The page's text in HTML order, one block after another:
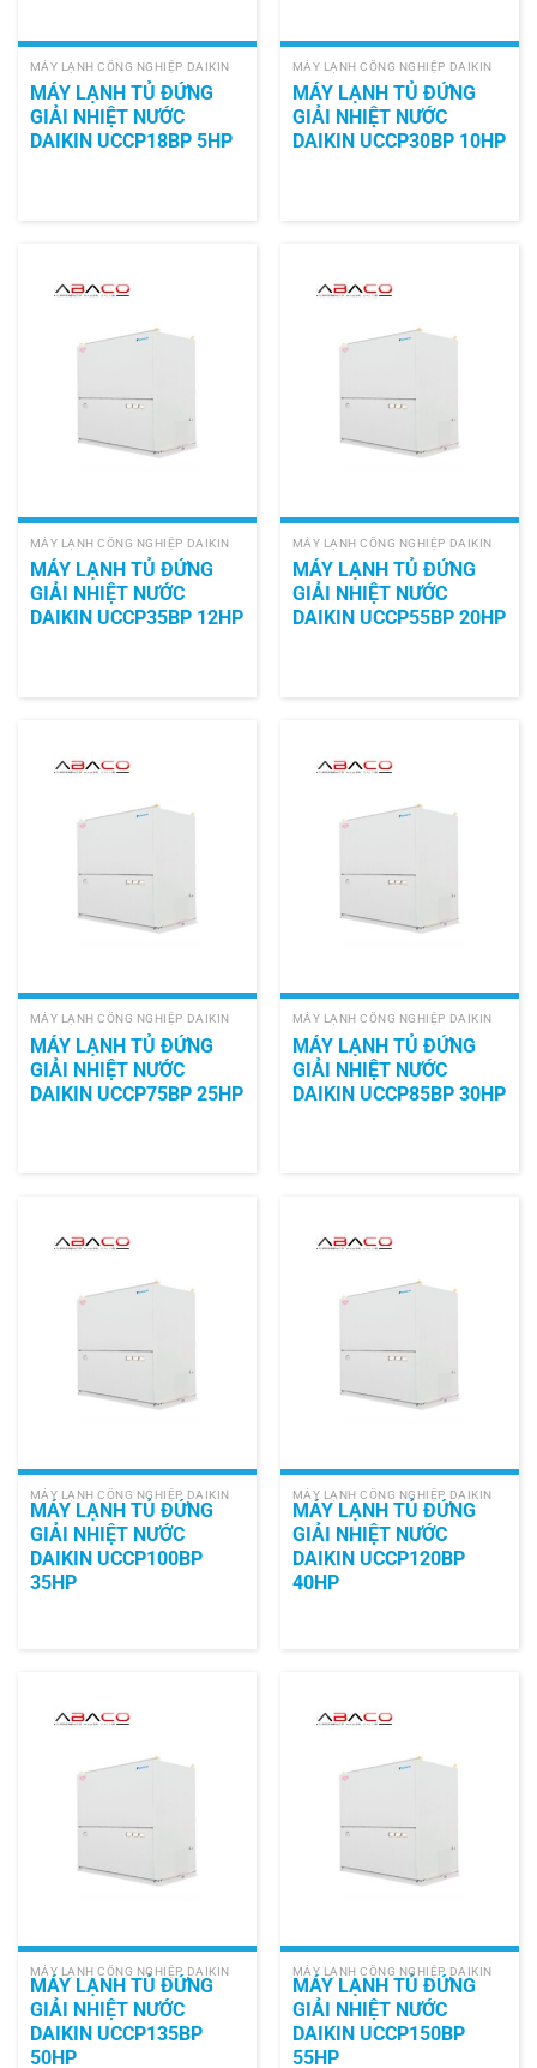
MÁY LẠNH CÔNG NGHIỆP DAIKIN
MÁY LẠNH TỦ ĐỨNG
GIẢI NHIỆT NƯỚC
DAIKIN UCCP18BP 5HP
MÁY LẠNH CÔNG NGHIỆP DAIKIN
MÁY LẠNH TỦ ĐỨNG
GIẢI NHIỆT NƯỚC
DAIKIN UCCP30BP 10HP
MÁY LẠNH CÔNG NGHIỆP DAIKIN
MÁY LẠNH TỦ ĐỨNG
GIẢI NHIỆT NƯỚC
DAIKIN UCCP35BP 12HP
MÁY LẠNH CÔNG NGHIỆP DAIKIN
MÁY LẠNH TỦ ĐỨNG
GIẢI NHIỆT NƯỚC
DAIKIN UCCP55BP 20HP
MÁY LẠNH CÔNG NGHIỆP DAIKIN
MÁY LẠNH TỦ ĐỨNG
GIẢI NHIỆT NƯỚC
DAIKIN UCCP75BP 25HP
MÁY LẠNH CÔNG NGHIỆP DAIKIN
MÁY LẠNH TỦ ĐỨNG
GIẢI NHIỆT NƯỚC
DAIKIN UCCP85BP 30HP
MÁY LẠNH CÔNG NGHIỆP DAIKIN
MÁY LẠNH TỦ ĐỨNG
GIẢI NHIỆT NƯỚC
DAIKIN UCCP100BP
35HP
MÁY LẠNH CÔNG NGHIỆP DAIKIN
MÁY LẠNH TỦ ĐỨNG
GIẢI NHIỆT NƯỚC
DAIKIN UCCP120BP
40HP
MÁY LẠNH CÔNG NGHIỆP DAIKIN
MÁY LẠNH TỦ ĐỨNG
GIẢI NHIỆT NƯỚC
DAIKIN UCCP135BP
50HP
MÁY LẠNH CÔNG NGHIỆP DAIKIN
MÁY LẠNH TỦ ĐỨNG
GIẢI NHIỆT NƯỚC
DAIKIN UCCP150BP
55HP